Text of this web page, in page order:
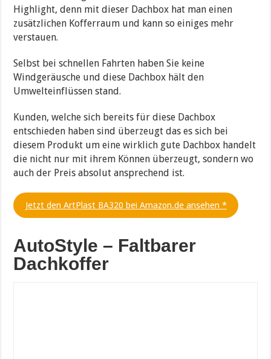
Highlight, denn mit dieser Dachbox hat man einen
zusätzlichen Kofferraum und kann so einiges mehr
verstauen.
Selbst bei schnellen Fahrten haben Sie keine
Windgeräusche und diese Dachbox hält den
Umwelteinflüssen stand.
Kunden, welche sich bereits für diese Dachbox
entschieden haben sind überzeugt das es sich bei
diesem Produkt um eine wirklich gute Dachbox handelt
die nicht nur mit ihrem Können überzeugt, sondern wo
auch der Preis absolut ansprechend ist.
Jetzt den ArtPlast BA320 bei Amazon.de ansehen *
AutoStyle – Faltbarer
Dachkoffer